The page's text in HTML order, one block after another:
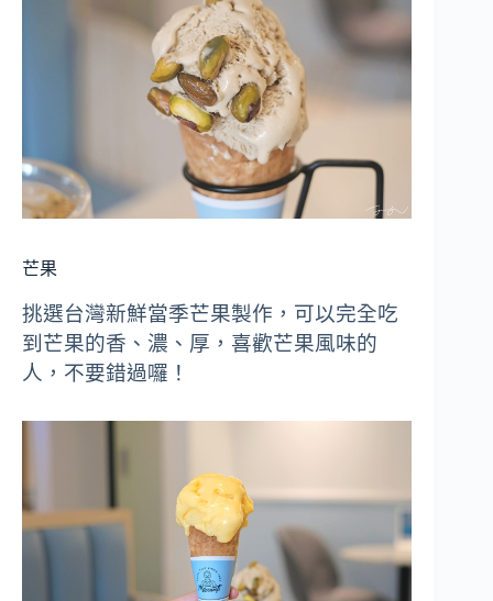
芒果
挑選台灣新鮮當季芒果製作，可以完全吃
到芒果的香、濃、厚，喜歡芒果風味的
人，不要錯過囉！